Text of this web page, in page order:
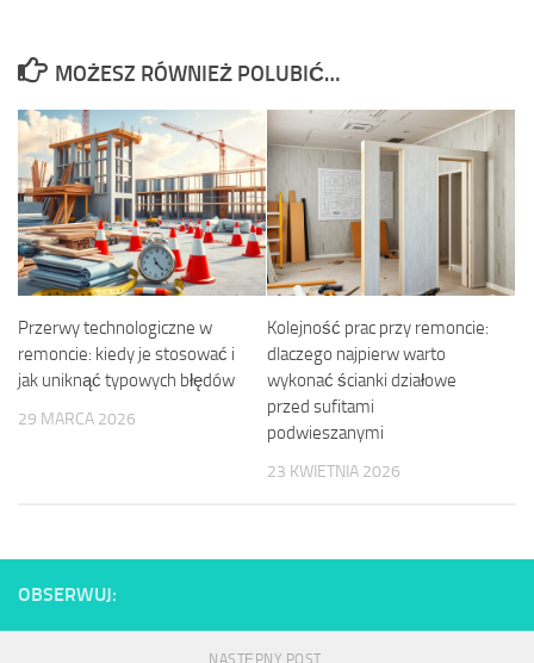
MOŻESZ RÓWNIEŻ POLUBIĆ…
Przerwy technologiczne w
remoncie: kiedy je stosować i
jak uniknąć typowych błędów
29 MARCA 2026
Kolejność prac przy remoncie:
dlaczego najpierw warto
wykonać ścianki działowe
przed sufitami
podwieszanymi
23 KWIETNIA 2026
OBSERWUJ: